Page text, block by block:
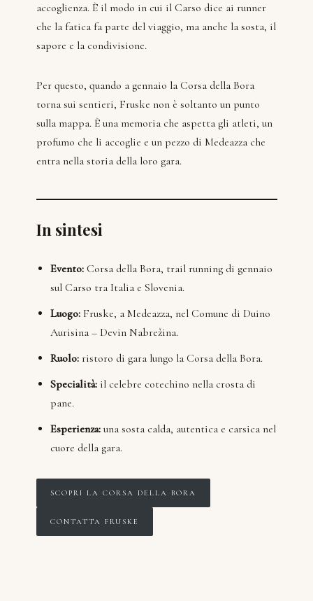
accoglienza. È il modo in cui il Carso dice ai runner
che la fatica fa parte del viaggio, ma anche la sosta, il
sapore e la condivisione.
Per questo, quando a gennaio la Corsa della Bora
torna sui sentieri, Fruske non è soltanto un punto
sulla mappa. È una memoria che aspetta gli atleti, un
profumo che li accoglie e un pezzo di Medeazza che
entra nella storia della loro gara.
In sintesi
Evento:Corsa della Bora, trail running di gennaio
sul Carso tra Italia e Slovenia.
Luogo:Fruske, a Medeazza, nel Comune di Duino
Aurisina – Devin Nabrežina.
Ruolo:ristoro di gara lungo la Corsa della Bora.
Specialità:il celebre cotechino nella crosta di
pane.
Esperienza:una sosta calda, autentica e carsica nel
cuore della gara.
SCOPRI LA CORSA DELLA BORA
CONTATTA FRUSKE